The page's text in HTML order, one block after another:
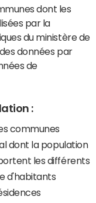
dont les
par la
du ministère de
données par
de
:
communes
dont la population
les différents
d'habitants